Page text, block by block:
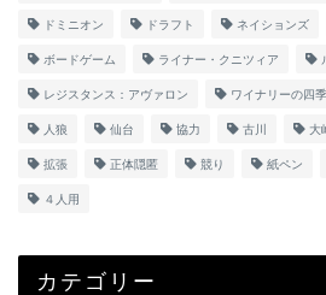
ドミニオン ドラフト ネイションズ
ボードゲーム ライナー・クニツィア
レジスタンス：アヴァロン ワイナリーの四季
人狼 仙台 協力 古川 大
拡張 正体隠匿 競り 紙ペン
４人用
カテゴリー